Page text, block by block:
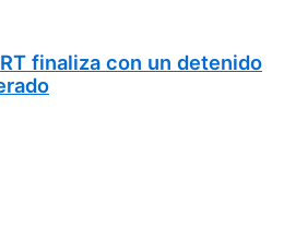
finaliza con un detenido